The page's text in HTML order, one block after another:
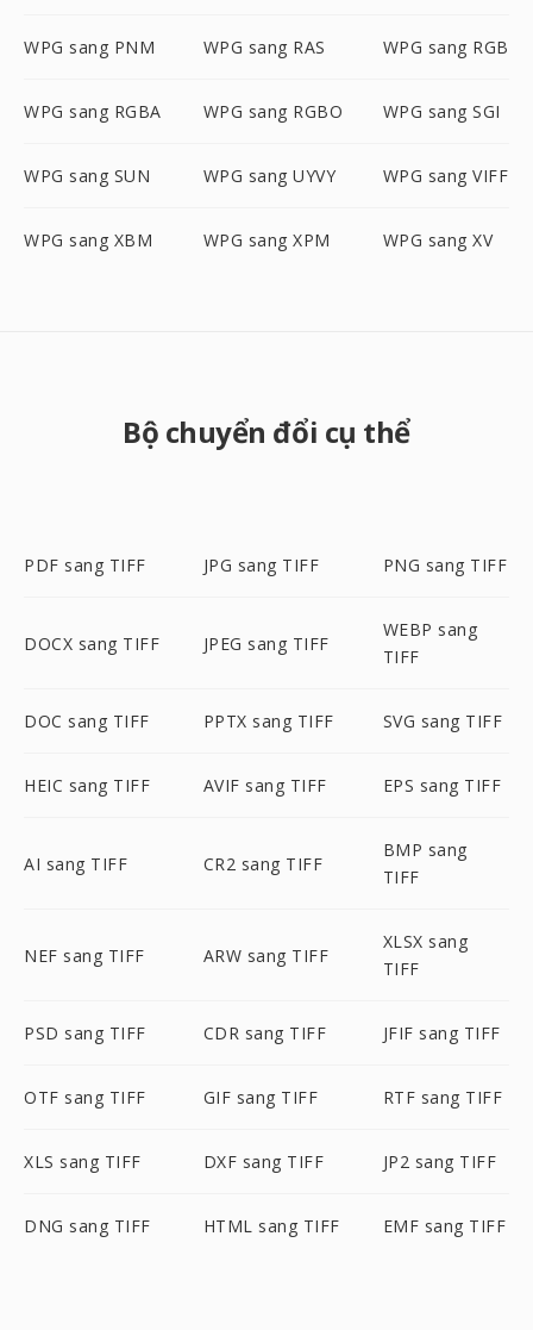
WPG sang PNM WPG sang RAS WPG sang RGB
WPG sang RGBA WPG sang RGBO WPG sang SGI
WPG sang SUN WPG sang UYVY WPG sang VIFF
WPG sang XBM WPG sang XPM WPG sang XV
Bộ chuyển đổi cụ thể
PDF sang TIFF JPG sang TIFF PNG sang TIFF
DOCX sang TIFF JPEG sang TIFF
WEBP sang
TIFF
DOC sang TIFF PPTX sang TIFF SVG sang TIFF
HEIC sang TIFF AVIF sang TIFF EPS sang TIFF
AI sang TIFF CR2 sang TIFF
BMP sang
TIFF
NEF sang TIFF ARW sang TIFF
XLSX sang
TIFF
PSD sang TIFF CDR sang TIFF JFIF sang TIFF
OTF sang TIFF GIF sang TIFF RTF sang TIFF
XLS sang TIFF DXF sang TIFF JP2 sang TIFF
DNG sang TIFF HTML sang TIFF EMF sang TIFF